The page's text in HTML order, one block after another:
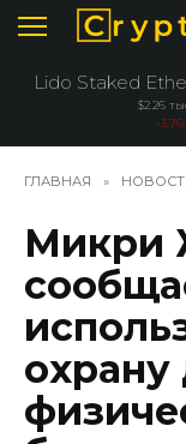
Перейти
содержанию
Lido Staked
$2.26
-
ГЛАВНАЯ »
Микри
охрану